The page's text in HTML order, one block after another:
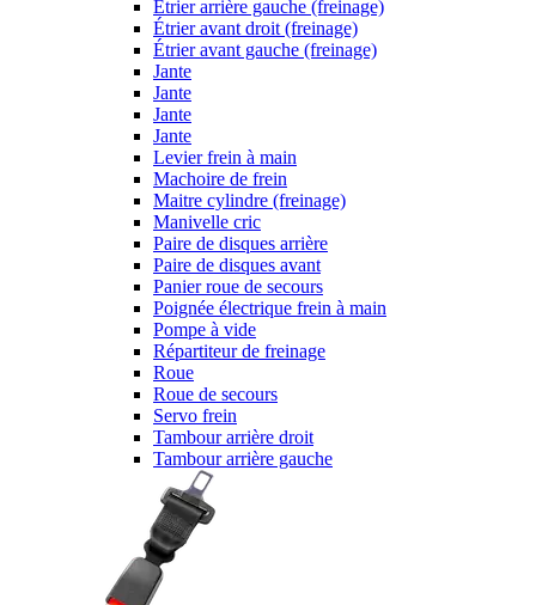
Étrier arrière gauche (freinage)
Étrier avant droit (freinage)
Étrier avant gauche (freinage)
Jante
Jante
Jante
Jante
Levier frein à main
Machoire de frein
Maitre cylindre (freinage)
Manivelle cric
Paire de disques arrière
Paire de disques avant
Panier roue de secours
Poignée électrique frein à main
Pompe à vide
Répartiteur de freinage
Roue
Roue de secours
Servo frein
Tambour arrière droit
Tambour arrière gauche